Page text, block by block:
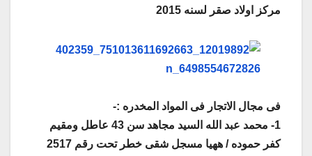
مركز اولاد صقر لسنه 2015
فى مجال الاتجار فى المواد المخدره :-
1- محمد عبد الله السيد مجاهد سن 43 عاطل ومقيم
كفر حموده / ههيا مسجل شقى خطر تحت رقم 2517